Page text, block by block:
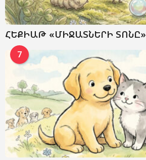
ՀԵՔԻԱԹ «ՄԻՋԱՏՆԵՐԻ ՏՈՆԸ»
7